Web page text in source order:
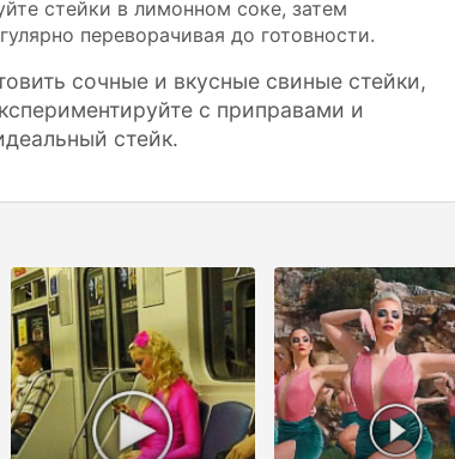
стейки в лимонном соке, затем
переворачивая до готовности.
сочные и вкусные свиные стейки,
с приправами и
стейк.